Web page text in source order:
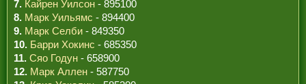
7. Кайрен Уилсон - 895100
8. Марк Уильямс - 894400
9. Марк Селби - 849350
10. Барри Хокинс - 685350
11. Сяо Годун - 658900
12. Марк Аллен - 587750